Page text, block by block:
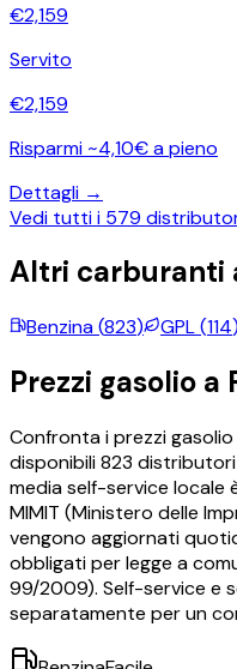
€2,159
Servito
€2,159
Risparmi ~4,10€ a pieno
Dettagli →
Vedi tutti i 579
Altri carburanti
Benzina(823) GPL(114)
Prezzi gasolio a
Confronta i prezzigasolio
disponibili823
media self-service locale
MIMIT (Ministero delle
vengono aggiornati
obbligati per legge a
99/2009). Self-service e
separatamente per un